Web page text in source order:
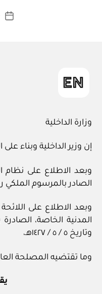
وزارة الداخلية
إن وزير الداخلية وبناء
وبعد الاطلاع على نظام
الصادر بالمرسوم الملكي رقم (م / ٢٤) وتاريخ
وبعد الاطلاع على
وتاريخ ٥ / ٥ / ١٤٢٧هـ،
وما تقتضيه المصلحة